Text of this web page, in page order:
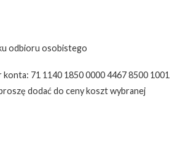
odbioru osobistego
konta: 71 1140 1850 0000 4467 8500 1001
dodać do ceny koszt wybranej